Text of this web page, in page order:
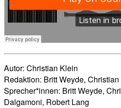
Autor: Christian Klein
Redaktion: Britt Weyde,
Sprecher*innen: Britt Weyde,
Dalgamoni, Robert Lang